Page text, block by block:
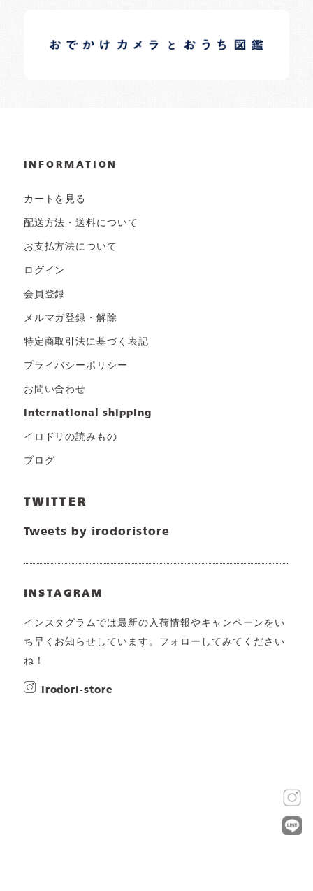
日常の様子など随時更新中です。
INFORMATION
カートを見る
配送方法・送料について
お支払方法について
ログイン
会員登録
メルマガ登録・解除
特定商取引法に基づく表記
プライバシーポリシー
お問い合わせ
international shipping
イロドリの読みもの
ブログ
TWITTER
Tweets by irodoristore
INSTAGRAM
インスタグラムでは最新の入荷情報やキャンペーンをい
ち早くお知らせしています。フォローしてみてください
ね！
irodori-store